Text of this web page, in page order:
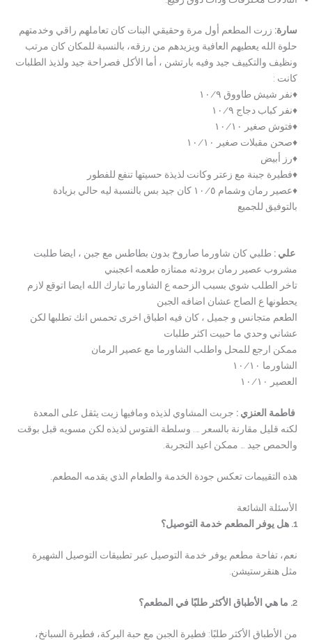
سارة: زرت المطعم أول مرة وحقيقي البنات كان تعاملهم راقي وخدمتهم
حلوة الله يعطيهم العافية ويزيدهم من رزقه، بالنسبة للمكان كان مرتب
ونظيف والتكييف جيد وفيه بارتشن ، أما الأكل فصراحة جيد ولذيذ الطلبات
كانت :
♦️نفر شيش طاووق ١٠/٩
♦️نفر كباب دجاج ١٠/٩
♦️فتوش صغير ١٠/١٠
♦️صحن مقبلات صغير ١٠/١٠
♦️رز أبيض
♦️فطيرة جبنة مع زعتر وكانت لذيذة حسيتها تنفع للفطور
♦️عصير رمان وشمام ١٠/٥ كان جيد بس بالنسبة ليه حالي بزيادة
بالتوفيق للجميع
علي : طلبي كان شاورما صاروخ بدون بطاطس مع جبن ، ايضا طلبت
مشروب عصير رمان برودته ممتازه طعمه اعجبني
تاخر الطلب شوي بسبب الزحمه ع الشاورما تبارك الله ايضا اتوقع لازم
يحطونها ع الصاج عشان اضافه الجبن
الطعم متجانس و جميل ، كان فيه اطباق اخرى تحمس انك تطلبها لكن
عشاني وحدي ما حبيت اكثر طلبات
ممكن ارجع للمحل واطلب الشاورما مع عصير الرمان
الشاورما ١٠/١٠
العصير ١٠/١٠
فاطمة العنزي : جربت المشاوي لذيذه ومافيها زيت يثقل على المعدة
لكنه قليل مقارنة بالسعر …. وسلطة الفتوس لذيذه لكن مسويه قبل بوقت
والحمص جيد … ممكن اعيد التجربة.
هذه التقييمات تعكس جودة الخدمة والطعام الذي يقدمه المطعم.
الأسئلة الشائعة
1. هل يوفر المطعم خدمة التوصيل؟
نعم، تفاحة مطعم يوفر خدمة التوصيل عبر تطبيقات التوصيل الشهيرة
مثل هنقرستيشن.
2. ما هي الأطباق الأكثر طلبًا في المطعم؟
من الأطباق الأكثر طلبًا: فطيرة الجبن مع حبة البركة، فطيرة السبانخ،